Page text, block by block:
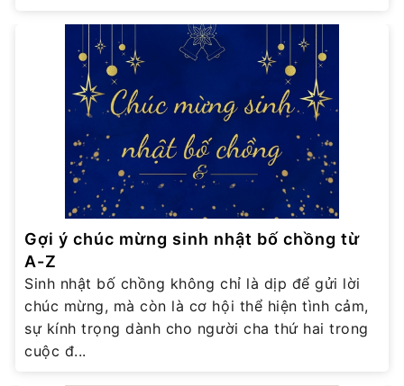
Gợi ý chúc mừng sinh nhật bố chồng từ
A-Z
Sinh nhật bố chồng không chỉ là dịp để gửi lời
chúc mừng, mà còn là cơ hội thể hiện tình cảm,
sự kính trọng dành cho người cha thứ hai trong
cuộc đ...